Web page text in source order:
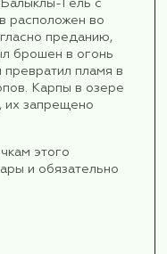
наименований
клинописных
с городом
долину
где